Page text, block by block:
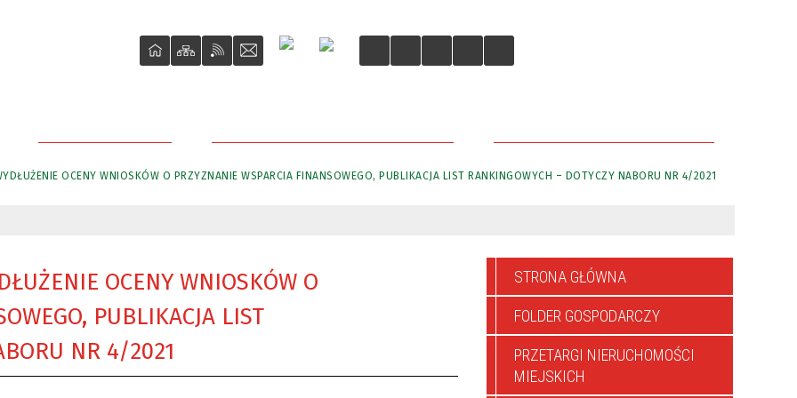
OCENY WNIOSKÓW O PRZYZNANIE WSPARCIA FINANSOWEGO, PUBLIKACJA LIST RANKINGOWYCH – DOTYCZY NABORU NR 4/2021
OCENY WNIOSKÓW O
PUBLIKACJA LIST
NR 4/2021
STRONA GŁÓWNA
FOLDER GOSPODARCZY
PRZETARGI NIERUCHOMOŚCI
MIEJSKICH